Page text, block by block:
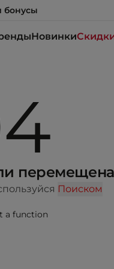
бонусы
Новинки
перемещена
Поиском
a function